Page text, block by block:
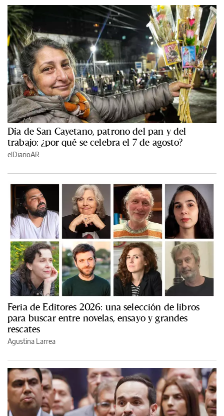
Día de San Cayetano, patrono del pan y del
trabajo: ¿por qué se celebra el 7 de agosto?
elDiarioAR
Feria de Editores 2026: una selección de libros
para buscar entre novelas, ensayo y grandes
rescates
Agustina Larrea